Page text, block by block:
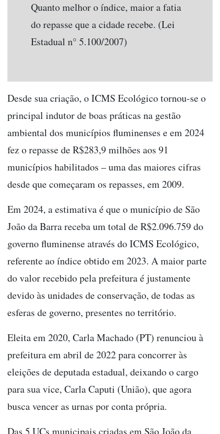
Quanto melhor o índice, maior a fatia
do repasse que a cidade recebe. (Lei
Estadual n° 5.100/2007)
Desde sua criação, o ICMS Ecológico tornou-se o
principal indutor de boas práticas na gestão
ambiental dos municípios fluminenses e em 2024
fez o repasse de R$283,9 milhões aos 91
municípios habilitados – uma das maiores cifras
desde que começaram os repasses, em 2009.
Em 2024, a estimativa é que o município de São
João da Barra receba um total de R$2.096.759 do
governo fluminense através do ICMS Ecológico,
referente ao índice obtido em 2023. A maior parte
do valor recebido pela prefeitura é justamente
devido às unidades de conservação, de todas as
esferas de governo, presentes no território.
Eleita em 2020, Carla Machado (PT) renunciou à
prefeitura em abril de 2022 para concorrer às
eleições de deputada estadual, deixando o cargo
para sua vice, Carla Caputi (União), que agora
busca vencer as urnas por conta própria.